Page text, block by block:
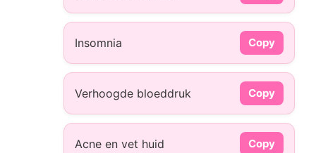
Insomnia Copy
Verhoogde bloeddruk Copy
Acne en vet huid Copy